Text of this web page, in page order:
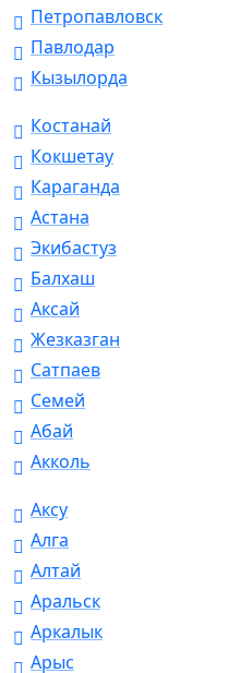
Петропавловск
Павлодар
Кызылорда
Костанай
Кокшетау
Караганда
Астана
Экибастуз
Балхаш
Аксай
Жезказган
Сатпаев
Семей
Абай
Акколь
Аксу
Алга
Алтай
Аральск
Аркалык
Арыс